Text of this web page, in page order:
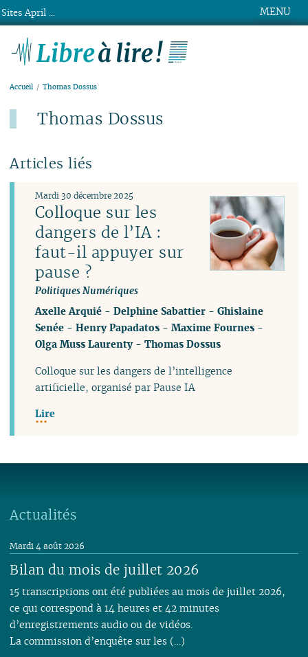
MENU
Accueil Thomas Dossus
Thomas Dossus
Articles liés
Colloque sur les
dangers de l’IA :
faut-il appuyer sur
pause ?
Politiques Numériques
Mardi 30 décembre 2025
Axelle Arquié -Delphine Sabattier -Ghislaine
Senée -Henry Papadatos -Maxime Fournes -
Olga Muss Laurenty-Thomas Dossus
Colloque sur les dangers de l’intelligence
artificielle, organisé par Pause IA
Lire
Actualités
Bilan du mois de juillet 2026
Mardi 4 août 2026
15 transcriptions ont été publiées au mois de juillet 2026,
ce qui correspond à 14 heures et 42 minutes
d’enregistrements audio ou de vidéos.
La commission d’enquête sur les (…)
Sites April ...